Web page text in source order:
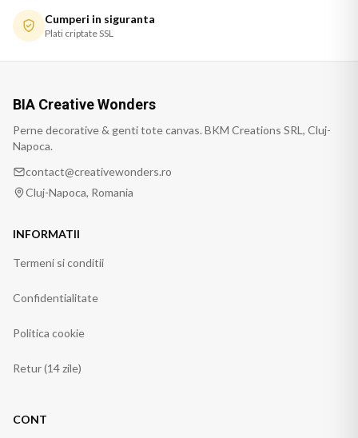
Cumperi in siguranta
Plati criptate SSL
BIA Creative Wonders
Perne decorative & genti tote canvas. BKM Creations SRL, Cluj-
Napoca.
contact@creativewonders.ro
Cluj-Napoca, Romania
INFORMATII
Termeni si conditii
Confidentialitate
Politica cookie
Retur (14 zile)
CONT